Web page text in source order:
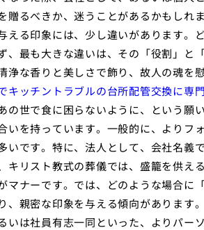
贈るべきか、迷うことがあるかもしれ
える印象には、少し違いがあります。
、最も大きな違いは、その「役割」と
浄な香りと美しさで飾り、故人の魂
キッチントラブルの台所配管交換に専
の世で食に困らないように、という願
いを持っています。一般的に、よりフ
いです。特に、法人として、会社名義
キリスト教式の葬儀では、盛籠を供え
マナーです。では、どのような場合に
、親密な印象を与える傾向があります
いは社員有志一同といった、よりパー